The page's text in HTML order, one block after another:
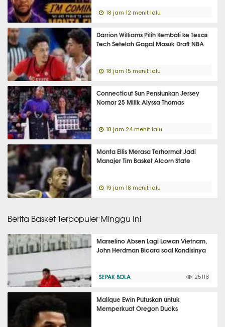
18 jam 12 menit lalu
Darrion Williams Pilih Kembali ke Texas
Tech Setelah Gagal Masuk Draft NBA
18 jam 15 menit lalu
Connecticut Sun Pensiunkan Jersey
Nomor 25 Milik Alyssa Thomas
18 jam 24 menit lalu
Monta Ellis Merasa Terhormat Jadi
Manajer Tim Basket Alcorn State
19 jam 18 menit lalu
Berita Basket Terpopuler Minggu Ini
Marselino Absen Lagi Lawan Vietnam,
John Herdman Bicara soal Kondisinya
SEPAK BOLA 25116
Malique Ewin Putuskan untuk
Memperkuat Oregon Ducks